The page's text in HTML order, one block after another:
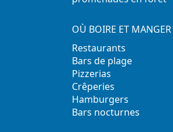
OÙ BOIRE ET MANGER
Restaurants
Bars de plage
Pizzerias
Crêperies
Hamburgers
Bars nocturnes